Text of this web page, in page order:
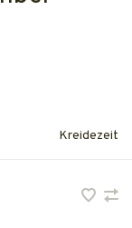
Kreidezeit